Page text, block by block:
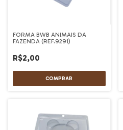
FORMA BWB ANIMAIS DA
FAZENDA (REF.9291)
R$2,00